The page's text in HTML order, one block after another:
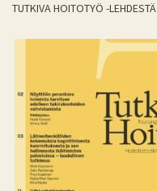
TUTKIVA HOITOTYÖ -LEHDESTÄ